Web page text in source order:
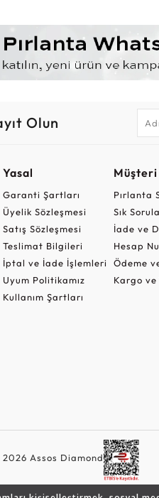
Olun
Yasal
Garanti Şartları
Üyelik Sözleşmesi
Satış Sözleşmesi
Teslimat Bilgileri
İptal ve İade İşlemleri
Uyum Politikamız
Kullanım Şartları
Pırlanta
Sık
İade ve
Hesap
Ödeme
Kargo
Assos Diamond